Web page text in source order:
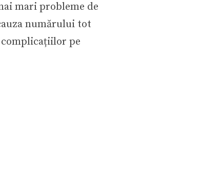
mari probleme de
numărului tot
complicațiilor pe